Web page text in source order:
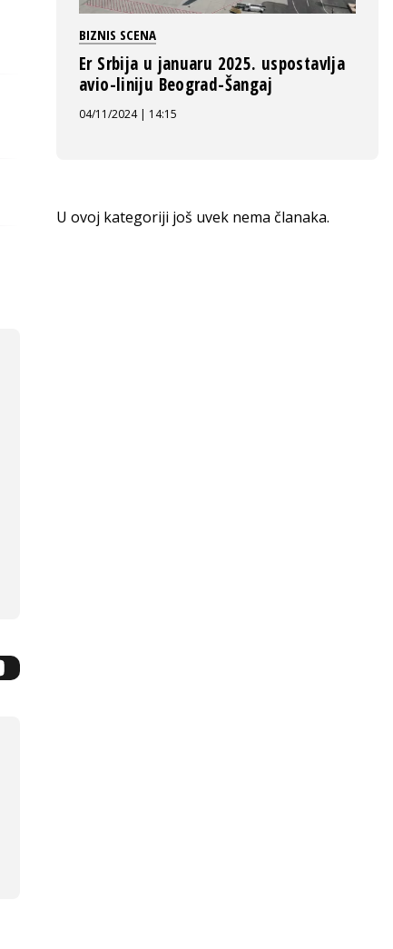
BIZNIS SCENA
Er Srbija u januaru 2025. uspostavlja
avio-liniju Beograd-Šangaj
04/11/2024 | 14:15
U ovoj kategoriji još uvek nema članaka.